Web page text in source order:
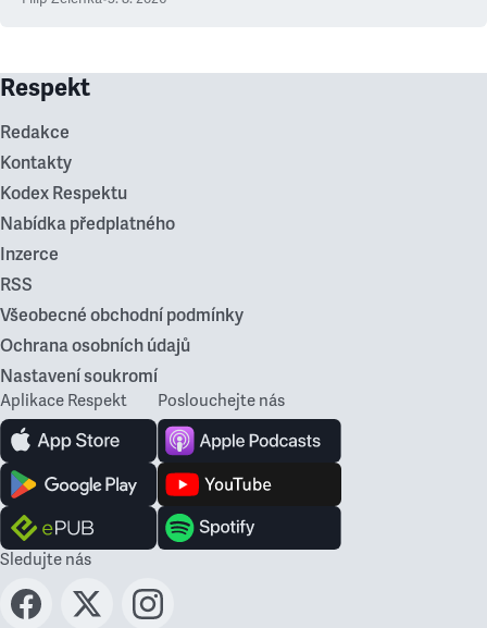
Respekt
Redakce
Kontakty
Kodex Respektu
Nabídka předplatného
Inzerce
RSS
Všeobecné obchodní podmínky
Ochrana osobních údajů
Nastavení soukromí
Aplikace Respekt Poslouchejte nás
Sledujte nás